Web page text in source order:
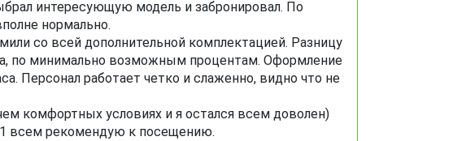
интересующую модель и забронировал. По
нормально.
со всей дополнительной комплектацией. Разницу
по минимально возможным процентам. Оформление
Персонал работает четко и слаженно, видно что не
комфортных условиях и я остался всем доволен)
всем рекомендую к посещению.